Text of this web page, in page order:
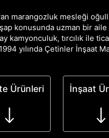
marangozluk mesleği
konusunda uzman bir
kamyonculuk, tırcılık ile
yılında Çetinler İnşaat
Ürünleri İnşaat